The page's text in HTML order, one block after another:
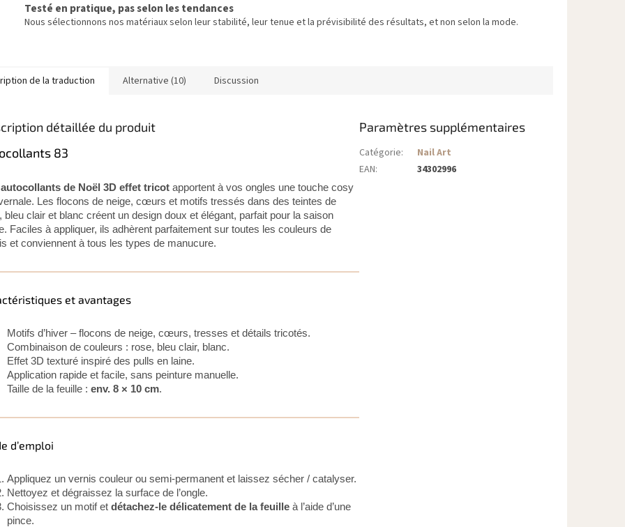
Testé en pratique, pas selon les tendances
Nous sélectionnons nos matériaux selon leur stabilité, leur tenue et la prévisibilité des résultats, et non selon la mode.
de la traduction Alternative (10) Discussion
détaillée du produit
83
autocollants de Noël 3D effet tricot apportent à vos ongles une touche cosy
Les flocons de neige, cœurs et motifs tressés dans des teintes de
bleu clair et blanc créent un design doux et élégant, parfait pour la saison
Faciles à appliquer, ils adhèrent parfaitement sur toutes les couleurs de
et conviennent à tous les types de manucure.
et avantages
Motifs d’hiver – flocons de neige, cœurs, tresses et détails tricotés.
Combinaison de couleurs : rose, bleu clair, blanc.
Effet 3D texturé inspiré des pulls en laine.
Application rapide et facile, sans peinture manuelle.
Taille de la feuille : env. 8 × 10 cm.
d’emploi
Appliquez un vernis couleur ou semi-permanent et laissez sécher / catalyser.
Nettoyez et dégraissez la surface de l’ongle.
Choisissez un motif et détachez-le délicatement de la feuille à l’aide d’une
pince.
Paramètres supplémentaires
Catégorie:
Nail Art
EAN: 34302996